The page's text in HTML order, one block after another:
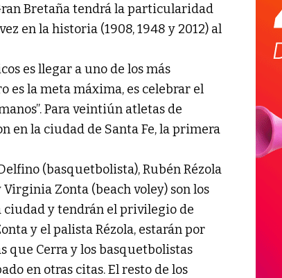
Bretaña tendrá la particularidad
en la historia (1908, 1948 y 2012) al
es llegar a uno de los más
es la meta máxima, es celebrar el
Para veintiún atletas de
en la ciudad de Santa Fe, la primera
(basquetbolista), Rubén Rézola
Zonta (beach voley) son los
y tendrán el privilegio de
y el palista Rézola, estarán por
que Cerra y los basquetbolistas
en otras citas. El resto de los